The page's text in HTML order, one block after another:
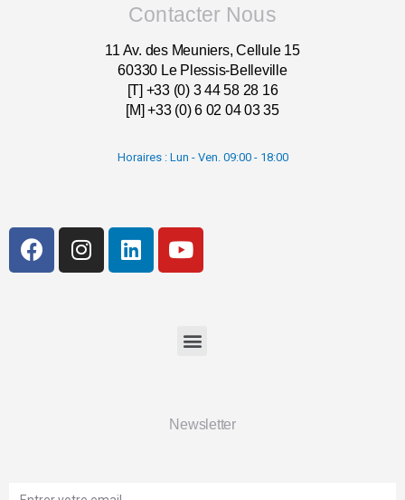
Contacter Nous
11 Av. des Meuniers, Cellule 15
60330 Le Plessis-Belleville
[T] +33 (0) 3 44 58 28 16
[M] +33 (0) 6 02 04 03 35
Horaires : Lun - Ven. 09:00 - 18:00
Newsletter